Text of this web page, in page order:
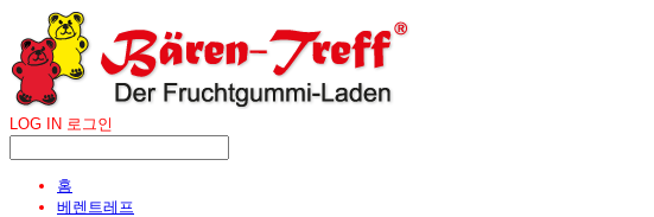
LOG IN 로그인
홈
베렌트레프